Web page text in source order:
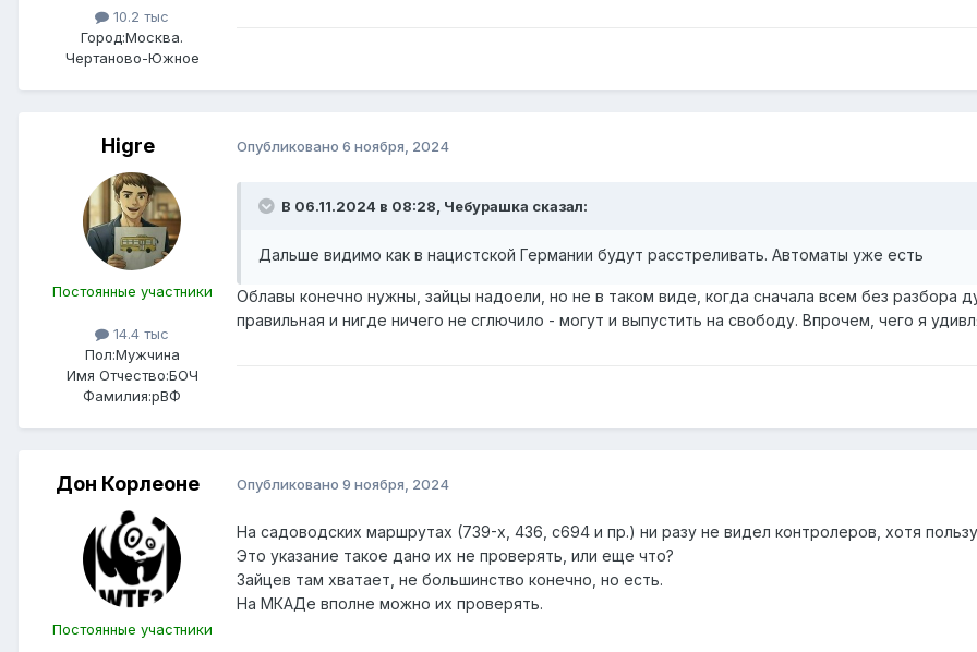
10.2 тыс
Город:Москва.
Чертаново-Южное
Higre
Постоянные участники
14.4 тыс
Пол:Мужчина
Имя Отчество:БОЧ
Фамилия:рВФ
Опубликовано 6 ноября, 2024
В 06.11.2024 в 08:28, Чебурашка сказал:
Дальше видимо как в нацистской Германии будут расстреливать. Автоматы уже есть
Облавы конечно нужны, зайцы надоели, но не в таком виде, когда сначала всем без разбора
правильная и нигде ничего не сглючило - могут и выпустить на свободу. Впрочем, чего я
Дон Корлеоне
Постоянные участники
Опубликовано 9 ноября, 2024
На садоводских маршрутах (739-х, 436, с694 и пр.) ни разу не видел контролеров, хотя
Это указание такое дано их не проверять, или еще что?
Зайцев там хватает, не большинство конечно, но есть.
На МКАДе вполне можно их проверять.